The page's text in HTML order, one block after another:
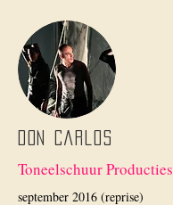
Don Carlos
Toneelschuur Producties
september 2016 (reprise)